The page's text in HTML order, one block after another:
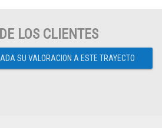
LOS CLIENTES
SU VALORACION A ESTE TRAYECTO